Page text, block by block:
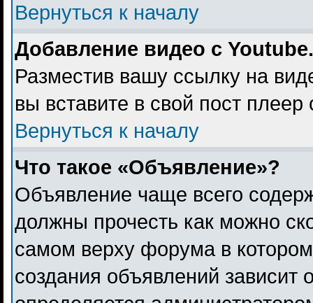
Вернуться к началу
Добавление видео с
Разместив вашу ссылку на
вы вставите в свой пост плеер
Вернуться к началу
Что такое «Объявление»?
Объявление чаще всего
должны прочесть как можно
самом верху форума в
создания объявлений зависит